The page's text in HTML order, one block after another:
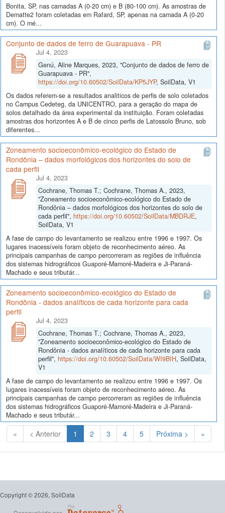
Bonita, SP, nas camadas A (0-20 cm) e B (80-100 cm). As amostras de
Dematte2 foram coletadas em Rafard, SP, apenas na camada A (0-20
cm). O mé...
Conjunto de dados de ferro de Guarapuava - PR
Jul 4, 2023
Genú, Aline Marques, 2023, "Conjunto de dados de ferro de
Guarapuava - PR",
https://doi.org/10.60502/SoilData/KP5JYP, SoilData, V1
Os dados referem-se a resultados analiticos de perfis de solo coletados
no Campus Cedeteg, da UNICENTRO, para a geração do mapa de
solos detalhado da área experimental da instituição. Foram coletadas
amostras dos horizontes A e B de cinco perfis de Latossolo Bruno, sob
diferentes...
Zoneamento socioeconômico-ecológico do Estado de
Rondônia – dados morfológicos dos horizontes do solo de
cada perfil
Jul 4, 2023
Cochrane, Thomas T.; Cochrane, Thomas A., 2023,
"Zoneamento socioeconômico-ecológico do Estado de
Rondônia – dados morfológicos dos horizontes do solo de
cada perfil", https://doi.org/10.60502/SoilData/MBDRJE,
SoilData, V1
A fase de campo do levantamento se realizou entre 1996 e 1997. Os
lugares inacessíveis foram objeto de reconhecimento aéreo. As
principais campanhas de campo percorreram as regiões de influência
dos sistemas hidrográficos Guaporé-Mamoré-Madeira e Ji-Paraná-
Machado e seus tributár...
Zoneamento socioeconômico-ecológico do Estado de
Rondônia - dados analíticos de cada horizonte para cada
perfil
Jul 4, 2023
Cochrane, Thomas T.; Cochrane, Thomas A., 2023,
"Zoneamento socioeconômico-ecológico do Estado de
Rondônia - dados analíticos de cada horizonte para cada
perfil", https://doi.org/10.60502/SoilData/WI9BIH, SoilData,
V1
A fase de campo do levantamento se realizou entre 1996 e 1997. Os
lugares inacessíveis foram objeto de reconhecimento aéreo. As
principais campanhas de campo percorreram as regiões de influência
dos sistemas hidrográficos Guaporé-Mamoré-Madeira e Ji-Paraná-
Machado e seus tributár...
« < Anterior 1 (Atual)
2 3 4 5 Próxima > »
Copyright © 2026, SoilData